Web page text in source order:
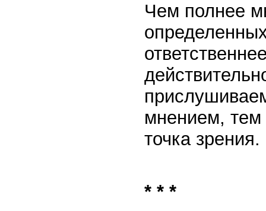
Чем полнее
мнением, тем
точка зрения.
* * *